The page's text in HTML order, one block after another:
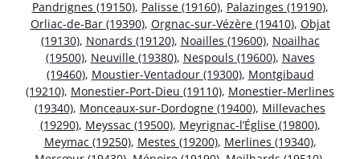
Pandrignes (19150), Palisse (19160), Palazinges (19190),
Orliac-de-Bar (19390), Orgnac-sur-Vézère (19410), Objat
(19130), Nonards (19120), Noailles (19600), Noailhac
(19500), Neuville (19380), Nespouls (19600), Naves
(19460), Moustier-Ventadour (19300), Montgibaud
(19210), Monestier-Port-Dieu (19110), Monestier-Merlines
(19340), Monceaux-sur-Dordogne (19400), Millevaches
(19290), Meyssac (19500), Meyrignac-l’Église (19800),
Meymac (19250), Mestes (19200), Merlines (19340),